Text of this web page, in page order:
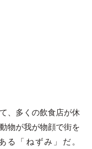
、多くの飲食店が休
物が我が物顔で街を
「ねずみ」だ。